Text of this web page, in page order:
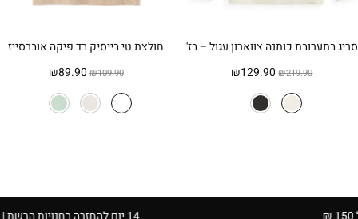
סריג בתערובת כותנה צווארון עגול – בז'
₪219.90
המחיר
היה:
₪129.90 המחיר
חולצת טי בייסיק בד פיקה אוברסייז
₪109.90
המחיר
היה:
₪89.90
הוא: